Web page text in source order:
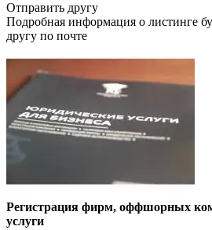
Отправить другу
Подробная информация о листинге
другу по почте
Регистрация фирм, оффшорных
услуги